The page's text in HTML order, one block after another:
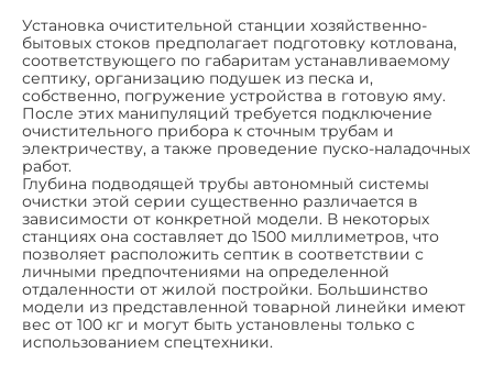
Установка очистительной станции хозяйственно-
бытовых стоков предполагает подготовку котлована,
соответствующего по габаритам устанавливаемому
септику, организацию подушек из песка и,
собственно, погружение устройства в готовую яму.
После этих манипуляций требуется подключение
очистительного прибора к сточным трубам и
электричеству, а также проведение пуско-наладочных
работ.
Глубина подводящей трубы автономный системы
очистки этой серии существенно различается в
зависимости от конкретной модели. В некоторых
станциях она составляет до 1500 миллиметров, что
позволяет расположить септик в соответствии с
личными предпочтениями на определенной
отдаленности от жилой постройки. Большинство
модели из представленной товарной линейки имеют
вес от 100 кг и могут быть установлены только с
использованием спецтехники.